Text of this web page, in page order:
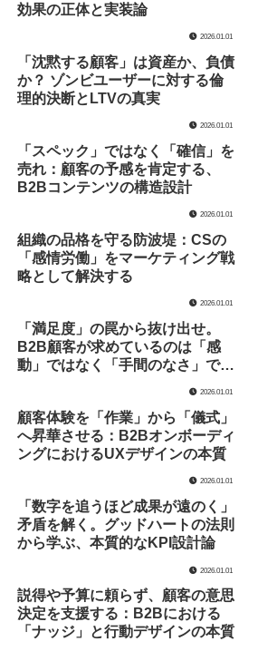
効果の正体と実装論
2026.01.01
「沈黙する顧客」は資産か、負債
か？ ゾンビユーザーに対する倫
理的決断とLTVの真実
2026.01.01
「スペック」ではなく「確信」を
売れ：顧客の予感を肯定する、
B2Bコンテンツの構造設計
2026.01.01
組織の品格を守る防波堤：CSの
「感情労働」をマーケティング戦
略として解決する
2026.01.01
「満足度」の罠から抜け出せ。
B2B顧客が求めているのは「感
動」ではなく「手間のなさ」であ
2026.01.01
顧客体験を「作業」から「儀式」
へ昇華させる：B2Bオンボーディ
ングにおけるUXデザインの本質
2026.01.01
「数字を追うほど成果が遠のく」
矛盾を解く。グッドハートの法則
から学ぶ、本質的なKPI設計論
2026.01.01
説得や予算に頼らず、顧客の意思
決定を支援する：B2Bにおける
「ナッジ」と行動デザインの本質